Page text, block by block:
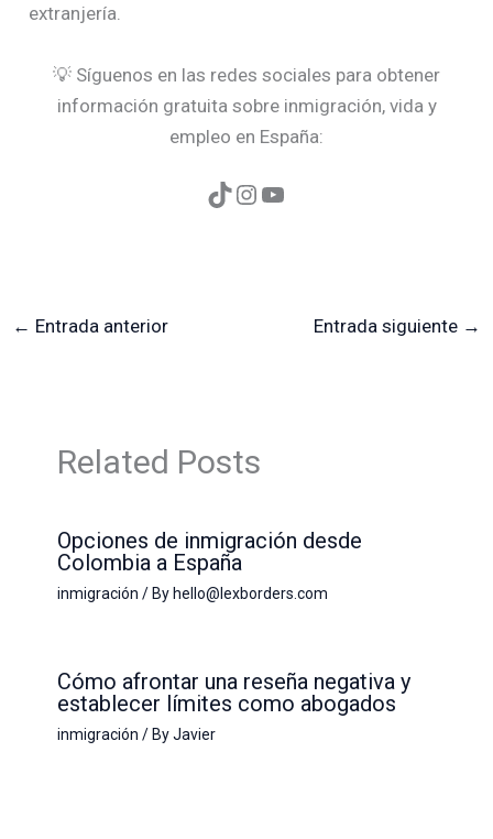
extranjería.
💡 Síguenos en las redes sociales para obtener
información gratuita sobre inmigración, vida y
empleo en España:
← Entrada anterior Entrada siguiente →
Related Posts
Opciones de inmigración desde
Colombia a España
inmigración / By hello@lexborders.com
Cómo afrontar una reseña negativa y
establecer límites como abogados
inmigración / ByJavier